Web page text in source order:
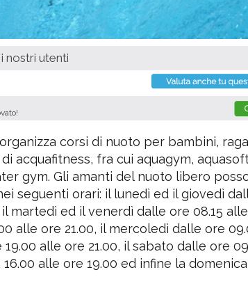
nostri utenti
corsi di nuoto per bambini,
acquafitness, fra cui aquagym,
gym. Gli amanti del nuoto libero
seguenti orari: il lunedì ed il giovedì
martedì ed il venerdì dalle ore 08.15
alle ore 21.00, il mercoledì dalle ore
alle ore 21.00, il sabato dalle ore
alle ore 19.00 ed infine la